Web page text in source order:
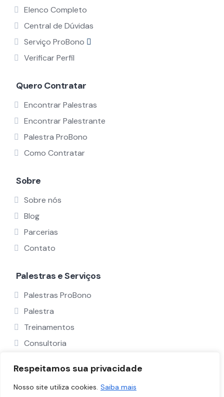
Respeitamos sua privacidade
Nosso site utiliza cookies. Saiba mais
Elenco Completo
Central de Dúvidas
Serviço ProBono
Verificar Perfil
Quero Contratar
Encontrar Palestras
Encontrar Palestrante
Palestra ProBono
Como Contratar
Sobre
Sobre nós
Blog
Parcerias
Contato
Palestras e Serviços
Palestras ProBono
Palestra
Treinamentos
Consultoria